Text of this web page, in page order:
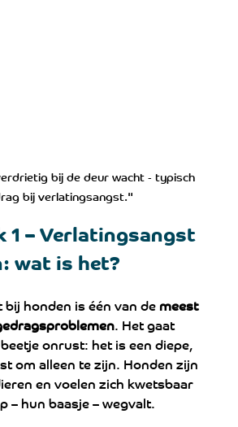
bij de deur wacht - typisch
bij verlatingsangst."
– Verlatingsangst
wat is het?
honden is één van de meest
. Het gaat
onrust: het is een diepe,
om alleen te zijn. Honden zijn
en voelen zich kwetsbaar
– hun baasje – wegvalt.